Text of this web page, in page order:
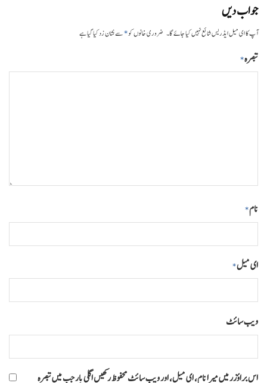
جواب دیں
آپ کا ای میل ایڈریس شائع نہیں کیا جائے گا۔ ضروری خانوں کو*سے نشان زد کیا گیا ہے
تبصرہ*
نام*
ای میل*
ویب‌ سائٹ
اس براؤزر میں میرا نام، ای میل، اور ویب سائٹ محفوظ رکھیں اگلی بار جب میں تبصرہ